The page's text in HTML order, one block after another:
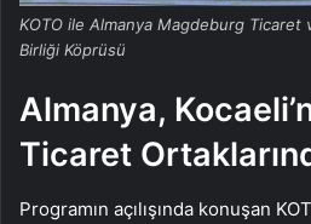
KOTO ile Almanya Magdeburg Ticaret
Birliği Köprüsü
Almanya,
Ticaret
Programın açılışında konuşan